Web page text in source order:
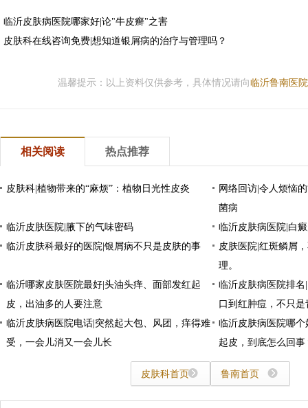
临沂皮肤病医院哪家好|论"牛皮癣"之害
皮肤科在线咨询免费|想知道银屑病的治疗与管理吗？
温馨提示：以上资料仅供参考，具体情况请向临沂鲁南医
相关阅读 热点推荐
皮肤科|植物带来的“麻烦”：植物日光性皮炎
网络回访|令人烦恼
菌病
临沂皮肤医院|腋下的气味密码
临沂皮肤病医院|白
临沂皮肤科最好的医院|银屑病不只是皮肤的事
皮肤医院|红斑鳞屑
理。
临沂哪家皮肤医院最好|头油头痒、面部发红起
皮，出油多的人要注意
临沂皮肤病医院排
口到红肿痘，不只
临沂皮肤病医院电话|突然起大包、风团，痒得难
受，一会儿消又一会儿长
临沂皮肤病医院哪
起皮，到底怎么回事
皮肤科首页 鲁南首页